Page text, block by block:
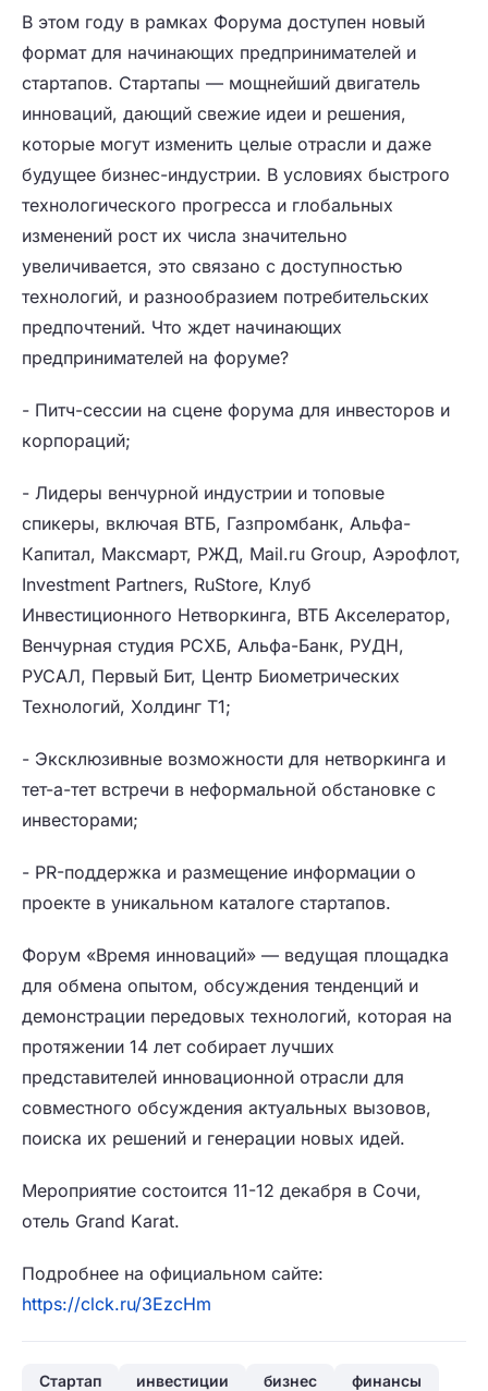
В этом году в рамках Форума доступен новый
формат для начинающих предпринимателей и
стартапов. Стартапы — мощнейший двигатель
инноваций, дающий свежие идеи и решения,
которые могут изменить целые отрасли и даже
будущее бизнес-индустрии. В условиях быстрого
технологического прогресса и глобальных
изменений рост их числа значительно
увеличивается, это связано с доступностью
технологий, и разнообразием потребительских
предпочтений. Что ждет начинающих
предпринимателей на форуме?
- Питч-сессии на сцене форума для инвесторов и
корпораций;
- Лидеры венчурной индустрии и топовые
спикеры, включая ВТБ, Газпромбанк, Альфа-
Капитал, Максмарт, РЖД, Mail.ru Group, Аэрофлот,
Investment Partners, RuStore, Клуб
Инвестиционного Нетворкинга, ВТБ Акселератор,
Венчурная студия РСХБ, Альфа-Банк, РУДН,
РУСАЛ, Первый Бит, Центр Биометрических
Технологий, Холдинг Т1;
- Эксклюзивные возможности для нетворкинга и
тет-а-тет встречи в неформальной обстановке с
инвесторами;
- PR-поддержка и размещение информации о
проекте в уникальном каталоге стартапов.
Форум «Время инноваций» — ведущая площадка
для обмена опытом, обсуждения тенденций и
демонстрации передовых технологий, которая на
протяжении 14 лет собирает лучших
представителей инновационной отрасли для
совместного обсуждения актуальных вызовов,
поиска их решений и генерации новых идей.
Мероприятие состоится 11-12 декабря в Сочи,
отель Grand Karat.
Подробнее на официальном сайте:
https://clck.ru/3EzcHm
Стартап инвестиции бизнес
финансы